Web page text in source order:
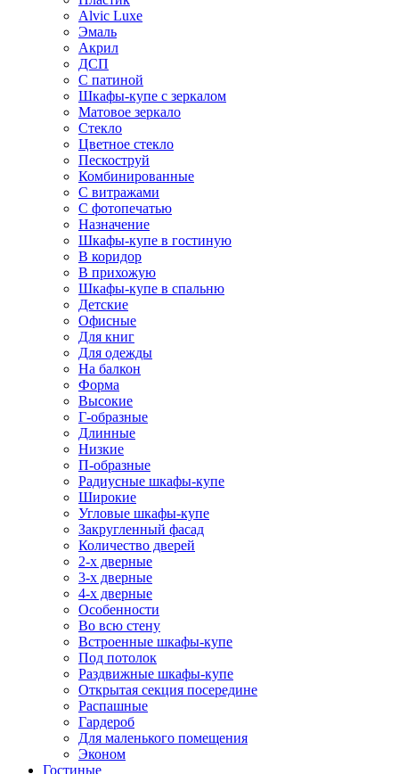
Alvic Luxe
Эмаль
Акрил
ДСП
С патиной
Шкафы-купе с зеркалом
Матовое зеркало
Стекло
Цветное стекло
Пескоструй
Комбинированные
С витражами
С фотопечатью
Назначение
Шкафы-купе в гостиную
В коридор
В прихожую
Шкафы-купе в спальню
Детские
Офисные
Для книг
Для одежды
На балкон
Форма
Высокие
Г-образные
Длинные
Низкие
П-образные
Радиусные шкафы-купе
Широкие
Угловые шкафы-купе
Закругленный фасад
Количество дверей
2-х дверные
3-х дверные
4-х дверные
Особенности
Во всю стену
Встроенные шкафы-купе
Под потолок
Раздвижные шкафы-купе
Открытая секция посередине
Распашные
Гардероб
Для маленького помещения
Эконом
Гостиные